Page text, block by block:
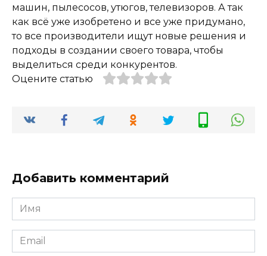
машин, пылесосов, утюгов, телевизоров. А так
как всё уже изобретено и все уже придумано,
то все производители ищут новые решения и
подходы в создании своего товара, чтобы
выделиться среди конкурентов.
Оцените статью
Добавить комментарий
Имя
*
Email
*